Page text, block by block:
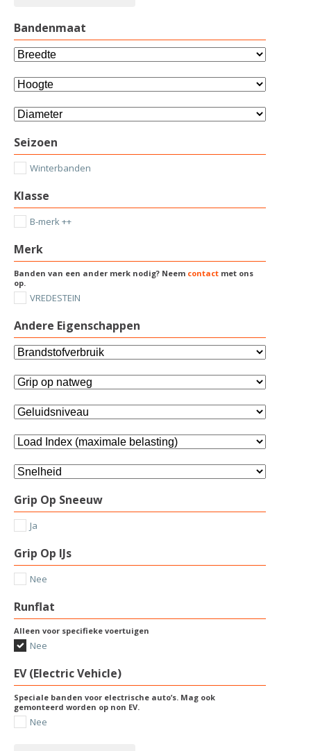
Bandenmaat
Seizoen
Winterbanden
Klasse
B-merk ++
Merk
Banden van een ander merk nodig? Neem contact met ons
op.
VREDESTEIN
Andere Eigenschappen
Grip Op Sneeuw
Ja
Grip Op IJs
Nee
Runflat
Alleen voor specifieke voertuigen
Nee
EV (Electric Vehicle)
Speciale banden voor electrische auto’s. Mag ook
gemonteerd worden op non EV.
Nee